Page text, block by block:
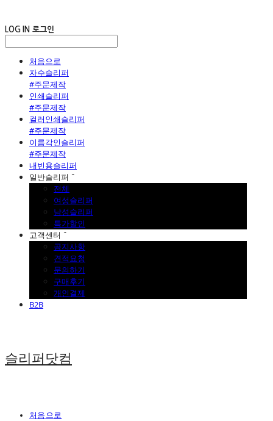
LOG IN 로그인
처음으로
자수슬리퍼
#주문제작
인쇄슬리퍼
#주문제작
컬러인쇄슬리퍼
#주문제작
이름각인슬리퍼
#주문제작
내빈용슬리퍼
일반슬리퍼 ˇ
전체
여성슬리퍼
남성슬리퍼
특가할인
고객센터 ˇ
공지사항
견적요청
문의하기
구매후기
개인결제
B2B
슬리퍼닷컴
처음으로